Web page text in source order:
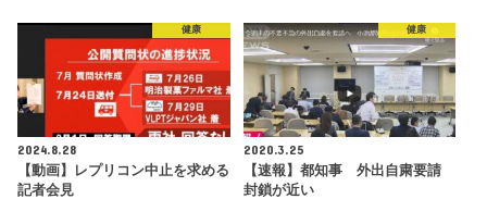
健康
2024.8.28
【動画】レプリコン中止を求める
記者会見
健康
2020.3.25
【速報】都知事 外出自粛要請
封鎖が近い